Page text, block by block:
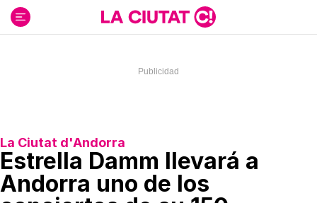
contenido
La Ciutat d'Andorra
Estrella Damm llevará a
Andorra uno de los